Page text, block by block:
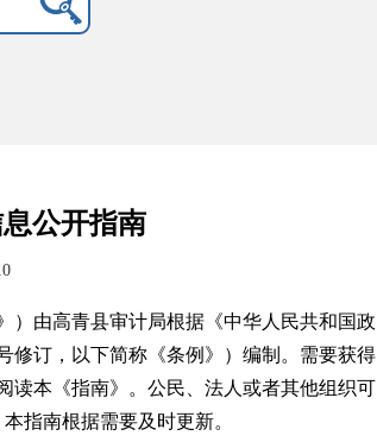
公开指南
）由高青县审计局根据《中华人民共和国政
修订，以下简称《条例》）编制。需要获得
读本《指南》。公民、法人或者其他组织可
指南根据需要及时更新。